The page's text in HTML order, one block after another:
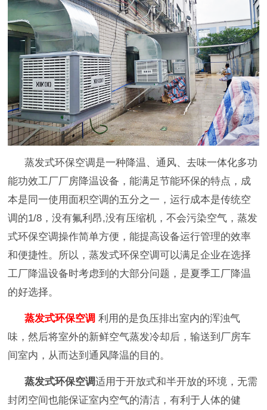
蒸发式环保空调是一种降温、通风、去味一体化多功
能功效工厂厂房降温设备，能满足节能环保的特点，成
本是同一使用面积空调的五分之一，运行成本是传统空
调的1/8，没有氟利昂,没有压缩机，不会污染空气，蒸发
式环保空调操作简单方便，能提高设备运行管理的效率
和便捷性。所以，蒸发式环保空调可以满足企业在选择
工厂降温设备时考虑到的大部分问题，是夏季工厂降温
的好选择。
蒸发式环保空调 利用的是负压排出室内的浑浊气
味，然后将室外的新鲜空气蒸发冷却后，输送到厂房车
间室内，从而达到通风降温的目的。
蒸发式环保空调适用于开放式和半开放的环境，无需
封闭空间也能保证室内空气的清洁，有利于人体的健